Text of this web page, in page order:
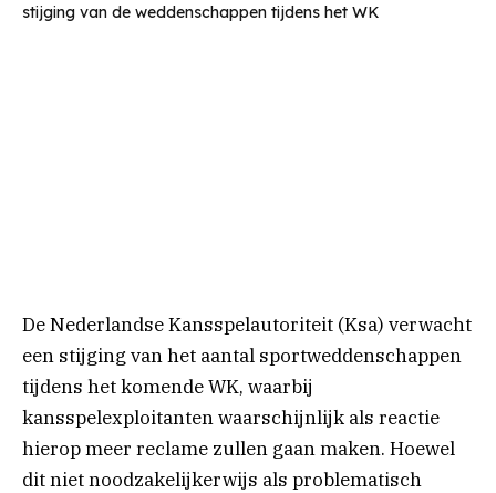
De Nederlandse Kansspelautoriteit (Ksa) verwacht
een stijging van het aantal sportweddenschappen
tijdens het komende WK, waarbij
kansspelexploitanten waarschijnlijk als reactie
hierop meer reclame zullen gaan maken. Hoewel
dit niet noodzakelijkerwijs als problematisch